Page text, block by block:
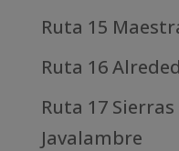
Ruta 15
Ruta 16
Ruta 17
Javalambre